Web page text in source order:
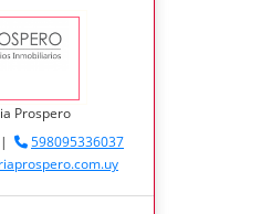
Prospero
|
598095336037